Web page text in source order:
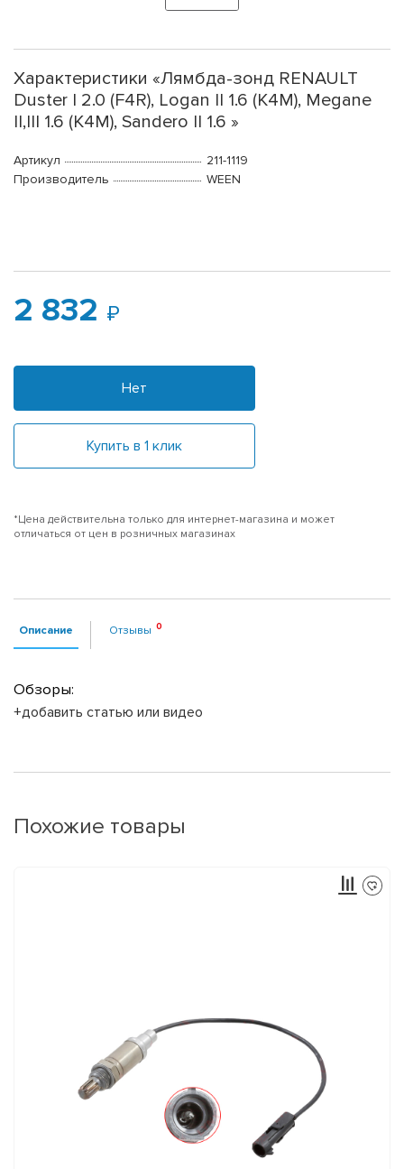
Характеристики «Лямбда-зонд RENAULT
Duster I 2.0 (F4R), Logan II 1.6 (K4M), Megane
II,III 1.6 (K4M), Sandero II 1.6 »
Артикул
211-1119
Производитель
WEEN
2 832
Нет
Купить в 1 клик
*Цена действительна только для интернет-магазина и может
отличаться от цен в розничных магазинах
Описание Отзывы
Обзоры:
+добавить статью или видео
Похожие товары